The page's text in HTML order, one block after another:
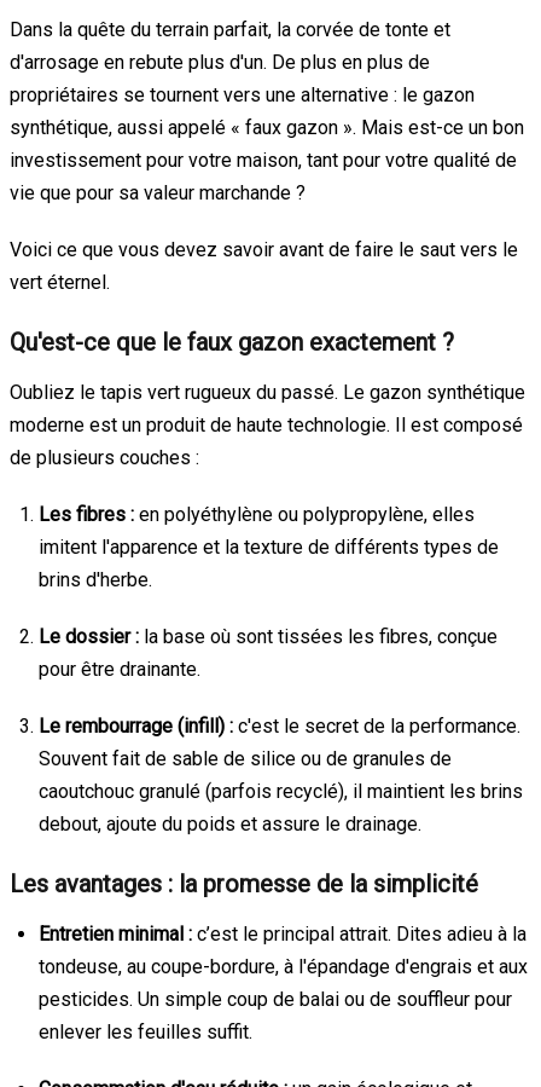
Dans la quête du terrain parfait, la corvée de tonte et
d'arrosage en rebute plus d'un. De plus en plus de
propriétaires se tournent vers une alternative : le gazon
synthétique, aussi appelé « faux gazon ». Mais est-ce un bon
investissement pour votre maison, tant pour votre qualité de
vie que pour sa valeur marchande ?
Voici ce que vous devez savoir avant de faire le saut vers le
vert éternel.
Qu'est-ce que le faux gazon exactement ?
Oubliez le tapis vert rugueux du passé. Le gazon synthétique
moderne est un produit de haute technologie. Il est composé
de plusieurs couches :
Les fibres : en polyéthylène ou polypropylène, elles
imitent l'apparence et la texture de différents types de
brins d'herbe.
Le dossier : la base où sont tissées les fibres, conçue
pour être drainante.
Le rembourrage (infill) : c'est le secret de la performance.
Souvent fait de sable de silice ou de granules de
caoutchouc granulé (parfois recyclé), il maintient les brins
debout, ajoute du poids et assure le drainage.
Les avantages : la promesse de la simplicité
Entretien minimal : c’est le principal attrait. Dites adieu à la
tondeuse, au coupe-bordure, à l'épandage d'engrais et aux
pesticides. Un simple coup de balai ou de souffleur pour
enlever les feuilles suffit.